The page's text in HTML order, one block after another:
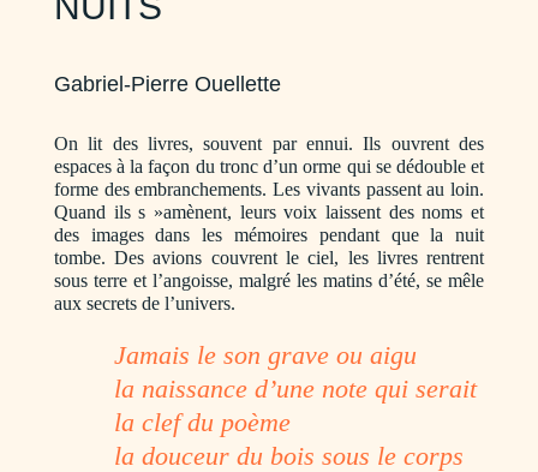
Gabriel-Pierre Ouellette
On lit des livres, souvent par ennui. Ils ouvrent des
espaces à la façon du tronc d’un orme qui se dédouble et
forme des embranchements. Les vivants passent au loin.
Quand ils s »amènent, leurs voix laissent des noms et
des images dans les mémoires pendant que la nuit
tombe. Des avions couvrent le ciel, les livres rentrent
sous terre et l’angoisse, malgré les matins d’été, se mêle
aux secrets de l’univers.
Jamais le son grave ou aigu
la naissance d’une note qui serait
la clef du poème
la douceur du bois sous le corps